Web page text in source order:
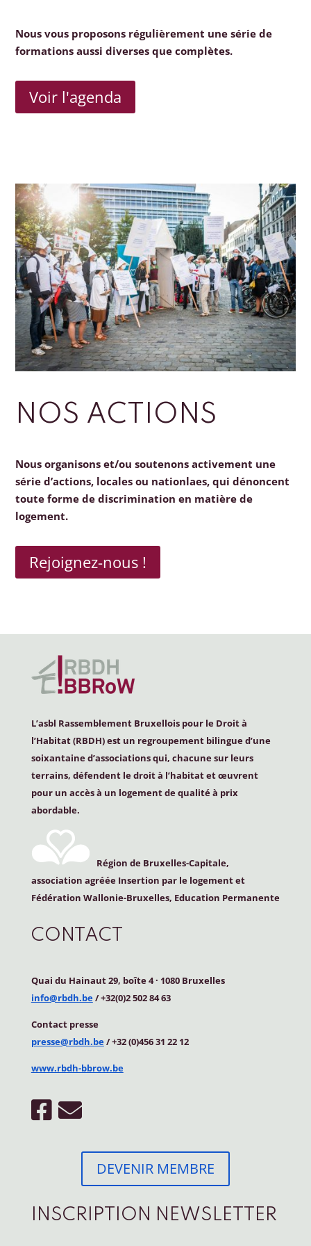
Nous vous proposons régulièrement une série de
formations aussi diverses que complètes.
Voir l'agenda
NOS ACTIONS
Nous organisons et/ou soutenons activement une
série d’actions, locales ou nationlaes, qui dénoncent
toute forme de discrimination en matière de
logement.
Rejoignez-nous !
L’asbl Rassemblement Bruxellois pour le Droit à
l’Habitat (RBDH) est un regroupement bilingue d’une
soixantaine d’associations qui, chacune sur leurs
terrains, défendent le droit à l’habitat et œuvrent
pour un accès à un logement de qualité à prix
abordable.
Région de Bruxelles-Capitale,
association agréée Insertion par le logement et
Fédération Wallonie-Bruxelles, Education Permanente
CONTACT
Quai du Hainaut 29, boîte 4· 1080 Bruxelles
info@rbdh.be/ +32(0)2 502 84 63
Contact presse
presse@rbdh.be/ +32 (0)456 31 22 12
www.rbdh-bbrow.be
DEVENIR MEMBRE
INSCRIPTION NEWSLETTER